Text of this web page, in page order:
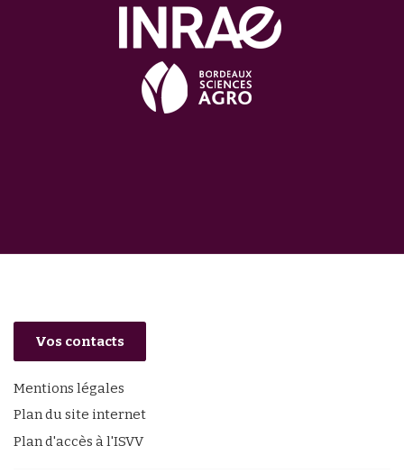
Vos contacts
Mentions légales
Plan du site internet
Plan d'accès à l'ISVV